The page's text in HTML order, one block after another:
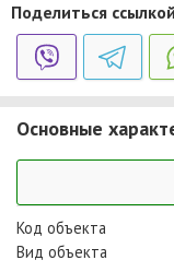
Поделиться
Основные
Код объекта
Вид объекта